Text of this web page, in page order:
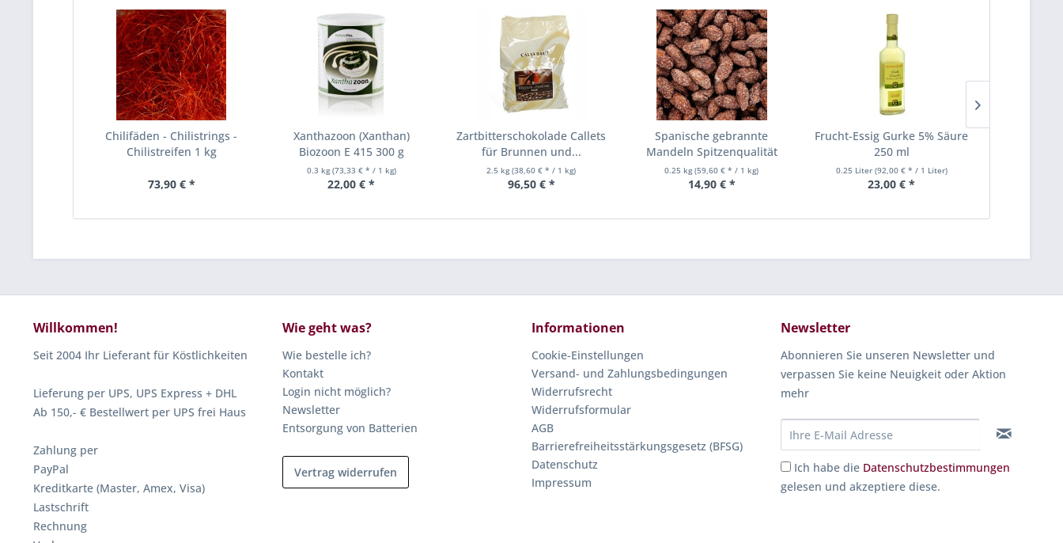
Chilifäden - Chilistrings -
Chilistreifen 1 kg
73,90 € *
Xanthazoon (Xanthan)
Biozoon E 415 300 g
0.3 kg(73,33 € * / 1 kg)
22,00 € *
Zartbitterschokolade Callets
für Brunnen und...
2.5 kg(38,60 € * / 1 kg)
96,50 € *
Spanische gebrannte
Mandeln Spitzenqualität
von...
0.25 kg(59,60 € * / 1 kg)
14,90 € *
Frucht-Essig Gurke 5% Säure
250 ml
0.25 Liter (92,00 € * / 1 Liter)
23,00 € *
Willkommen!
Seit 2004 Ihr Lieferant für Köstlichkeiten
Lieferung per UPS, UPS Express + DHL
Ab 150,- € Bestellwert per UPS frei Haus
Zahlung per
PayPal
Kreditkarte (Master, Amex, Visa)
Lastschrift
Rechnung
Wie geht was?
Wie bestelle ich?
Kontakt
Login nicht möglich?
Newsletter
Entsorgung von Batterien
Vertrag widerrufen
Informationen
Cookie-Einstellungen
Versand- und Zahlungsbedingungen
Widerrufsrecht
Widerrufsformular
AGB
Barrierefreiheitsstärkungsgesetz (BFSG)
Datenschutz
Impressum
Newsletter
Abonnieren Sie unseren Newsletter und
verpassen Sie keine Neuigkeit oder Aktion
mehr
Ich habe die Datenschutzbestimmungen
gelesen und akzeptiere diese.